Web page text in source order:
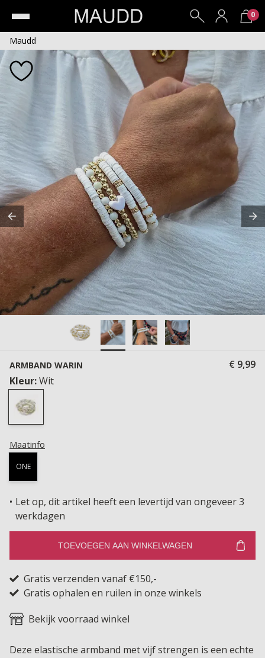
0
Maudd
ARMBAND WARIN
€ 9,99
Kleur:Wit
Maatinfo
ONE
Let op, dit artikel heeft een levertijd van ongeveer 3
werkdagen
TOEVOEGEN AAN WINKELWAGEN
Gratis verzenden vanaf €150,-
Gratis ophalen en ruilen in onze winkels
Bekijk voorraad winkel
Deze elastische armband met vijf strengen is een echte